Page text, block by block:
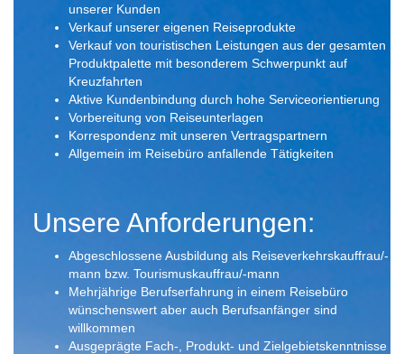
unserer Kunden
Verkauf unserer eigenen Reiseprodukte
Verkauf von touristischen Leistungen aus der gesamten
Produktpalette mit besonderem Schwerpunkt auf
Kreuzfahrten
Aktive Kundenbindung durch hohe Serviceorientierung
Vorbereitung von Reiseunterlagen
Korrespondenz mit unseren Vertragspartnern
Allgemein im Reisebüro anfallende Tätigkeiten
Unsere Anforderungen:
Abgeschlossene Ausbildung als Reiseverkehrskauffrau/-
mann bzw. Tourismuskauffrau/-mann
Mehrjährige Berufserfahrung in einem Reisebüro
wünschenswert aber auch Berufsanfänger sind
willkommen
Ausgeprägte Fach-, Produkt- und Zielgebietskenntnisse